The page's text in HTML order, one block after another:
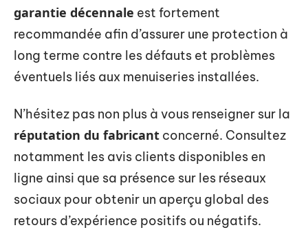
garantie décennale est fortement
recommandée afin d’assurer une protection à
long terme contre les défauts et problèmes
éventuels liés aux menuiseries installées.
N’hésitez pas non plus à vous renseigner sur la
réputation du fabricant concerné. Consultez
notamment les avis clients disponibles en
ligne ainsi que sa présence sur les réseaux
sociaux pour obtenir un aperçu global des
retours d’expérience positifs ou négatifs.